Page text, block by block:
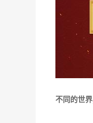
池里的奖
玩家需要
还有机会